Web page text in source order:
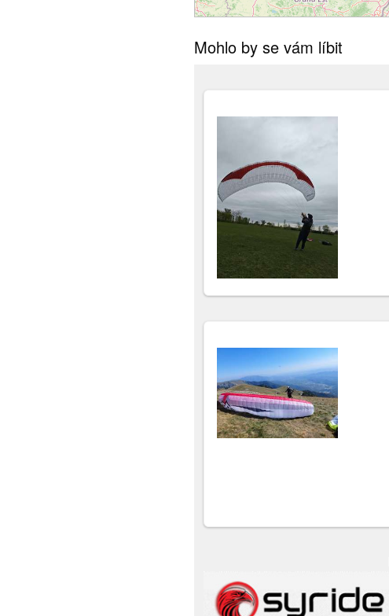
Mohlo by se vám líbit